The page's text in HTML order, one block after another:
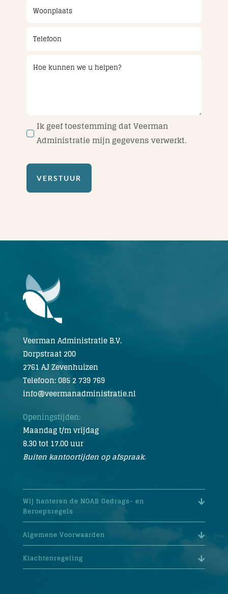
Ik geef toestemming dat Veerman
Administratie mijn gegevens verwerkt.
VERSTUUR
Veerman Administratie B.V.
Dorpstraat 200
2761 AJ Zevenhuizen
Telefoon: 085 2 739 769
info@veermanadministratie.nl
Openingstijden:
Maandag t/m vrijdag
8.30 tot 17.00 uur
Buiten kantoortijden op afspraak.
Wij hanteren de NOAB Gedrags- en
Beroepsregels
Algemene Voorwaarden
Klachtenregeling